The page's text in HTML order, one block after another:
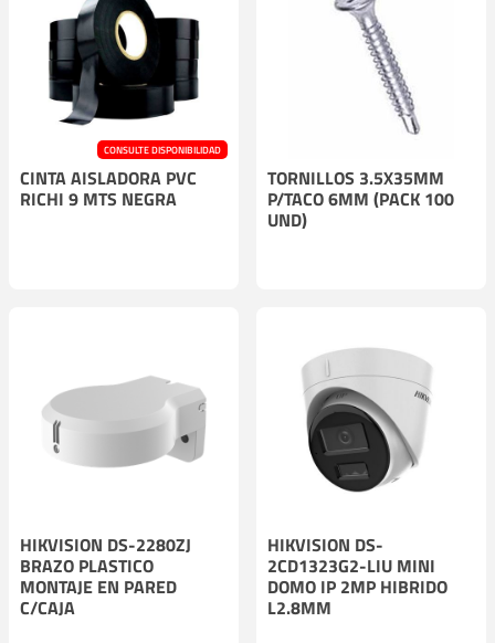
CONSULTE DISPONIBILIDAD
CINTA AISLADORA PVC
RICHI 9 MTS NEGRA
TORNILLOS 3.5X35MM
P/TACO 6MM (PACK 100
UND)
HIKVISION DS-2280ZJ
BRAZO PLASTICO
MONTAJE EN PARED
C/CAJA
HIKVISION DS-
2CD1323G2-LIU MINI
DOMO IP 2MP HIBRIDO
L2.8MM